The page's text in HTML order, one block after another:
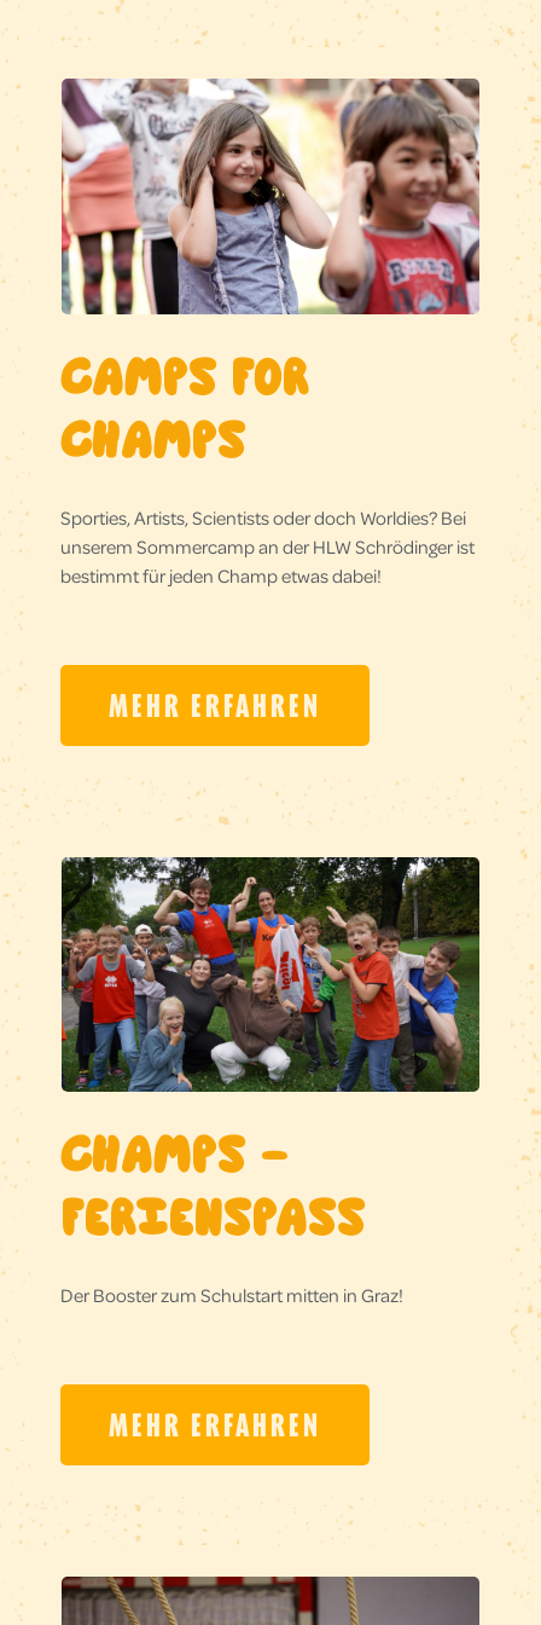
CAMPS FOR
CHAMPS
Sporties, Artists, Scientists oder doch Worldies? Bei
unserem Sommercamp an der HLW Schrödinger ist
bestimmt für jeden Champ etwas dabei!
MEHR ERFAHREN
CHAMPS –
FERIENSPASS
Der Booster zum Schulstart mitten in Graz!
MEHR ERFAHREN